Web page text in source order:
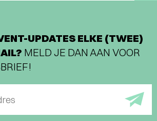
UPDATES ELKE (TWEE)
MELD JE DAN AAN VOOR